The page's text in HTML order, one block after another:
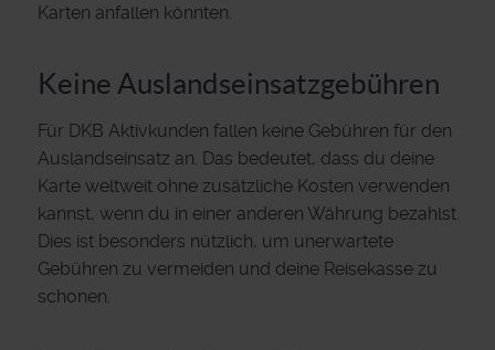
Karten anfallen könnten.
Keine Auslandseinsatzgebühren
Für DKB Aktivkunden fallen keine Gebühren für den
Auslandseinsatz an. Das bedeutet, dass du deine
Karte weltweit ohne zusätzliche Kosten verwenden
kannst, wenn du in einer anderen Währung bezahlst.
Dies ist besonders nützlich, um unerwartete
Gebühren zu vermeiden und deine Reisekasse zu
schonen.